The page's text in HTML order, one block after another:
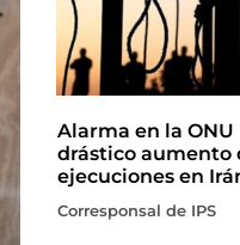
Alarma en la ONU
drástico aumento
ejecuciones en
Corresponsal de IPS